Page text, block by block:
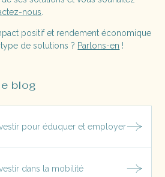
nous
positif et rendement économique
de solutions ? Parlons-en !
blog
pour éduquer et employer
dans la mobilité